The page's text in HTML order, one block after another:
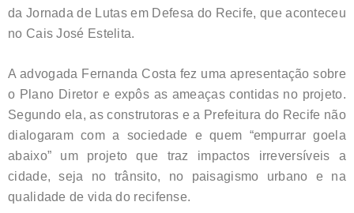
da Jornada de Lutas em Defesa do Recife, que aconteceu
no Cais José Estelita.
A advogada Fernanda Costa fez uma apresentação sobre
o Plano Diretor e expôs as ameaças contidas no projeto.
Segundo ela, as construtoras e a Prefeitura do Recife não
dialogaram com a sociedade e quem “empurrar goela
abaixo” um projeto que traz impactos irreversíveis a
cidade, seja no trânsito, no paisagismo urbano e na
qualidade de vida do recifense.